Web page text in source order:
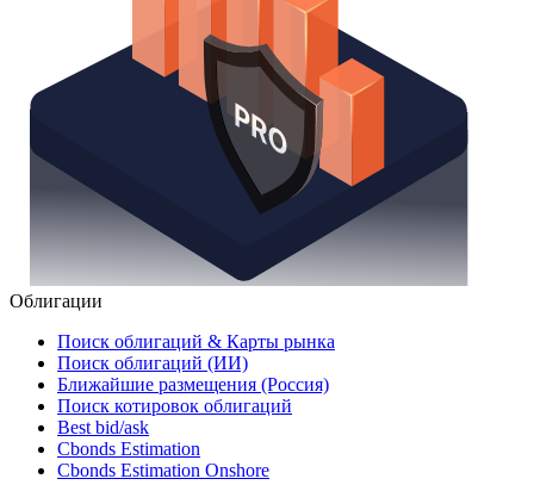
Облигации
Поиск облигаций & Карты рынка
Поиск облигаций (ИИ)
Ближайшие размещения (Россия)
Поиск котировок облигаций
Best bid/ask
Cbonds Estimation
Cbonds Estimation Onshore